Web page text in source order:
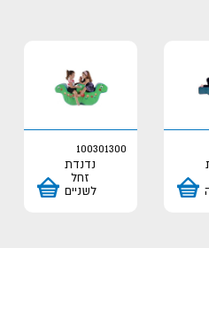
100301300
נדנדת
זחל
לשניים